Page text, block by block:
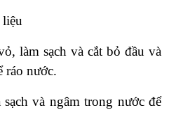
làm sạch và cắt bỏ đầu và
ráo nước.
và ngâm trong nước để